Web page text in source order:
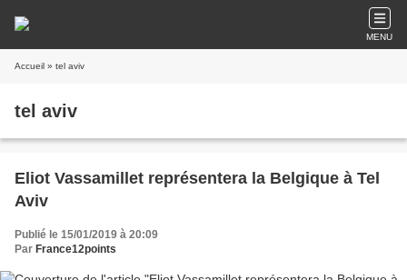
MENU
Accueil » tel aviv
tel aviv
Eliot Vassamillet représentera la Belgique à Tel
Aviv
Publié le 15/01/2019 à 20:09
Par France12points